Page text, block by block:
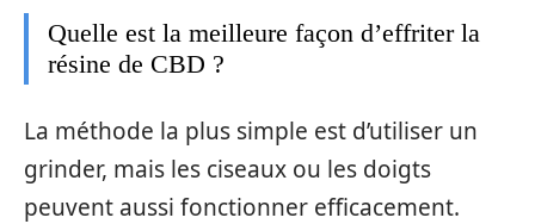
Quelle est la meilleure façon d’effriter la
résine de CBD ?
La méthode la plus simple est d’utiliser un
grinder, mais les ciseaux ou les doigts
peuvent aussi fonctionner efficacement.